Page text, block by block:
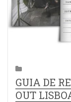
GUIA DE
OUT